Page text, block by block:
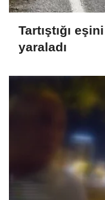
Tartıştığı
yaraladı